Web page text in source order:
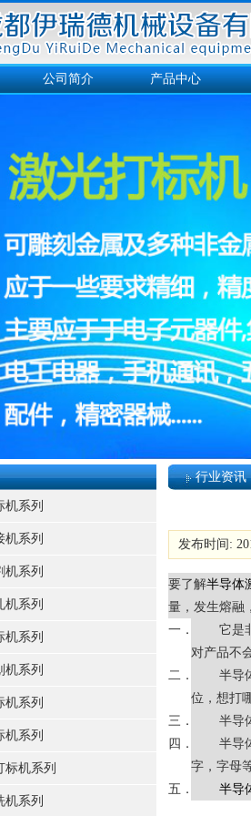
公司简介 产品中心
机系列
机系列
机系列
机系列
机系列
机系列
机系列
机系列
标机系列
机系列
行业资讯
发布时间:
要了解半导体
量，发生熔融
一．
它是
对产品不
二．
半导
位，想打
三．
半导
四．
半导
字，字母
五．
半导